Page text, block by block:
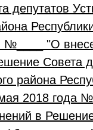
депутатов
№____ "О
Совета
района
2018 года
в